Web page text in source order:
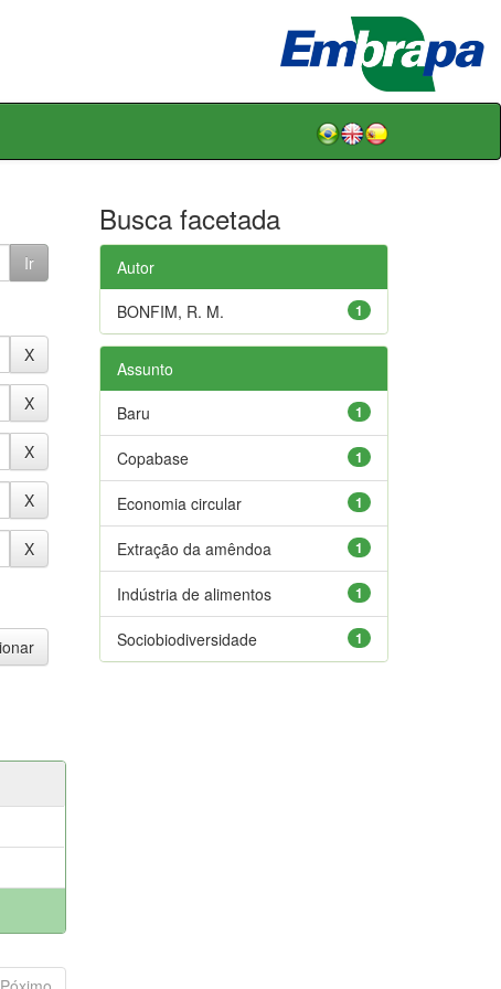
Busca facetada
Autor
1
BONFIM, R. M.
Assunto
1
Baru
1
Copabase
1
Economia circular
1
Extração da amêndoa
1
Indústria de alimentos
1
Sociobiodiversidade